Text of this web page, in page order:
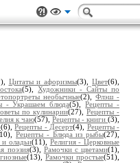
Цитаты и афоризмы(3),Цвет(6),
(5),Художники - Сайты по
необычные(2), Флэш -
- Украшаем блюда(5),Рецепты -
по кулинарии(27), Рецепты -
к чаю(57), Рецепты - книги(3),
(6),Рецепты - Десерт(4), Рецепты -
Рецепты - Блюда из рыбы(27),
оладьи(11), Религия - Церковные
поэзия(3), Рамочки с цветами(1),
(13),Рамочки простые(51),